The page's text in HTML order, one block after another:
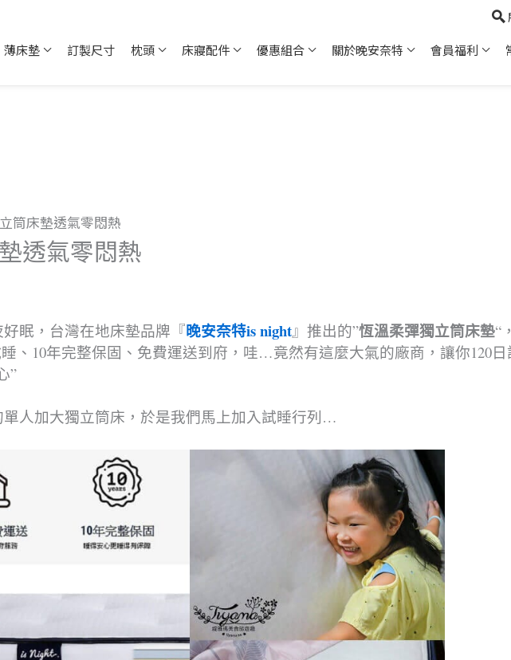
薄床墊 訂製尺寸 枕頭 床寢配件 優惠組合 關於晚安奈特 會員福利
筒床墊透氣零悶熱
透氣零悶熱
眠，台灣在地床墊品牌『晚安奈特is night』推出的”恆溫柔彈獨立筒床墊“
、10年完整保固、免費運送到府，哇…竟然有這麼大氣的廠商，讓你120
”
人加大獨立筒床，於是我們馬上加入試睡行列…